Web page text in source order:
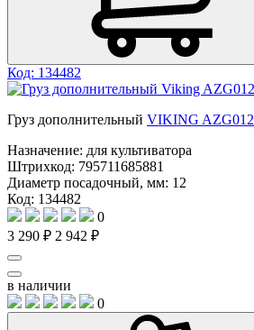
Код: 134482
Груз дополнительный VIKING AZG012
Назначение: для культиватора
Штрихкод: 795711685881
Диаметр посадочный, мм: 12
Код: 134482
0
3 290 ₽ 2 942 ₽
в наличии
0